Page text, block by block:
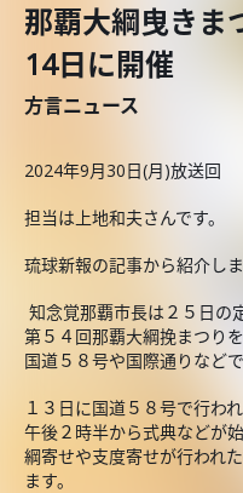
那覇大綱曳きま
14日に開催
方言ニュース
2024年9月30日(月)放送回
担当は上地和夫さんです。
琉球新報の記事から紹介しま
知念覚那覇市長は２５日の
第５４回那覇大綱挽まつり
国道５８号や国際通りなど
１３日に国道５８号で行わ
午後２時半から式典などが始
綱寄せや支度寄せが行われ
ます。